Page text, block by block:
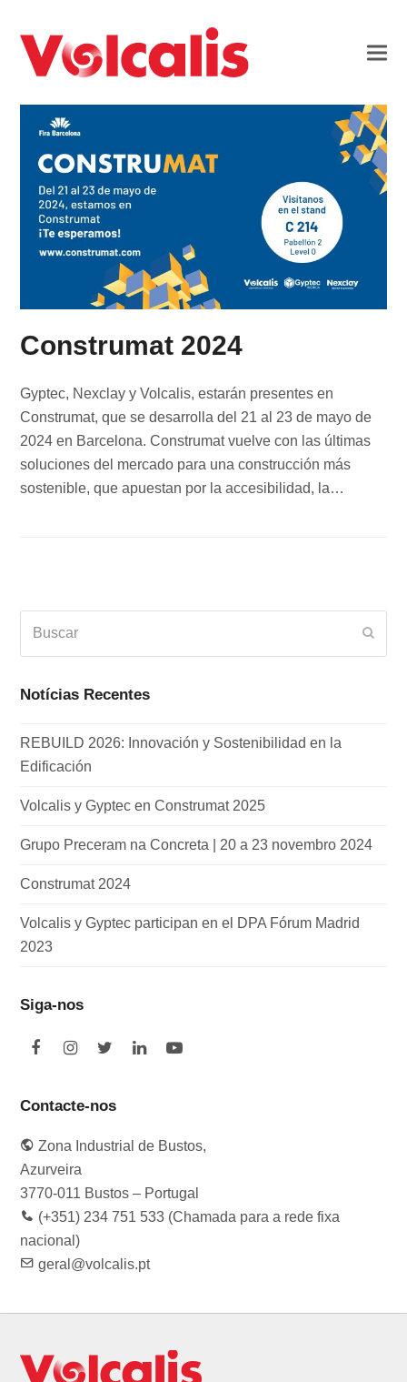
Construmat 2024
Gyptec, Nexclay y Volcalis, estarán presentes en
Construmat, que se desarrolla del 21 al 23 de mayo de
2024 en Barcelona. Construmat vuelve con las últimas
soluciones del mercado para una construcción más
sostenible, que apuestan por la accesibilidad, la…
Notícias Recentes
REBUILD 2026: Innovación y Sostenibilidad en la
Edificación
Volcalis y Gyptec en Construmat 2025
Grupo Preceram na Concreta | 20 a 23 novembro 2024
Construmat 2024
Volcalis y Gyptec participan en el DPA Fórum Madrid
2023
Siga-nos
F
e
o
o
k
I
t
g
r
a
m
T
t
e
r
L
d
I
Y
e
Contacte-nos
Zona Industrial de Bustos,
Azurveira
3770-011 Bustos – Portugal
(+351) 234 751 533 (Chamada para a rede fixa
nacional)
geral@volcalis.pt